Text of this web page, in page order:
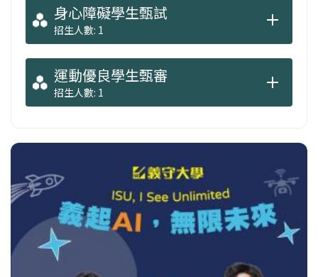
身心障礙學生甄試
招生人數: 1
運動優良學生甄審
招生人數: 1